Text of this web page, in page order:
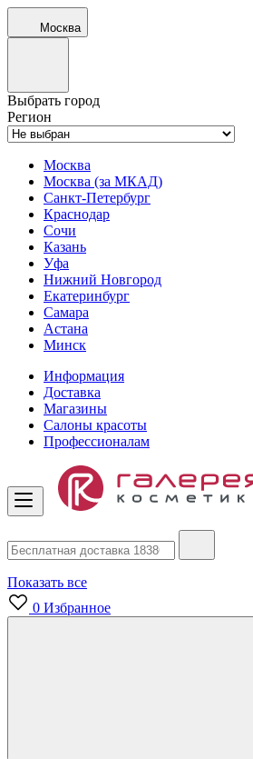
Москва
Выбрать город
Регион
Москва
Москва (за МКАД)
Санкт-Петербург
Краснодар
Сочи
Казань
Уфа
Нижний Новгород
Екатеринбург
Самара
Астана
Минск
Информация
Доставка
Магазины
Салоны красоты
Профессионалам
Показать все
0 Избранное